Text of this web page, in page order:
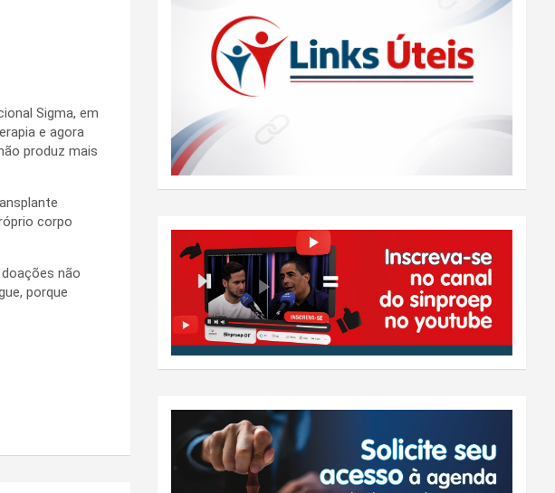
Sigma, em
e agora
produz mais
corpo
não
porque